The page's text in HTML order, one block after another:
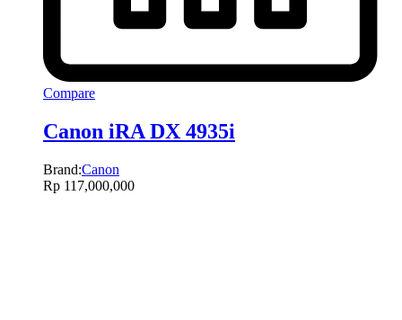
Compare
Canon iRA DX 4935i
Brand:Canon
Rp 117,000,000